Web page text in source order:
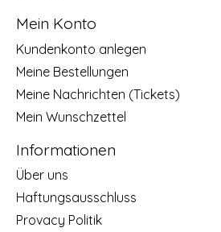
Mein Konto
Kundenkonto anlegen
Meine Bestellungen
Meine Nachrichten (Tickets)
Mein Wunschzettel
Informationen
Über uns
Haftungsausschluss
Provacy Politik